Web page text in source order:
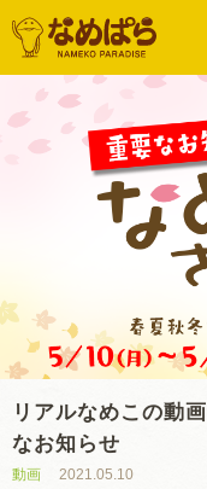
リアルなめこの動
なお知らせ
動画 2021.05.10